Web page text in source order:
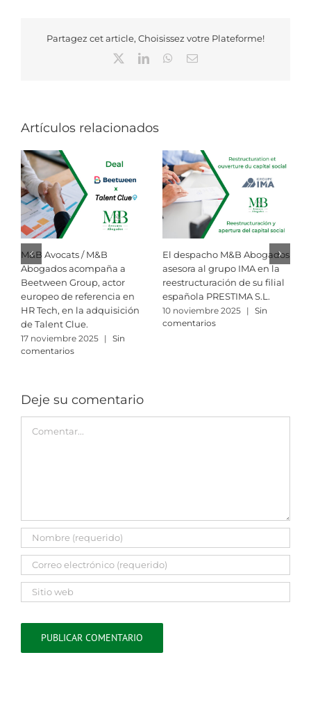
Partagez cet article, Choisissez votre Plateforme!
LinkedInWhatsApp
Correo
Artículos relacionados
M&B Avocats / M&B
Abogados acompaña a
Beetween Group, actor
europeo de referencia en
HR Tech, en la adquisición
de Talent Clue.
17 noviembre 2025 | Sin
comentarios
El despacho M&B Abogados
asesora al grupo IMA en la
reestructuración de su filial
española PRESTIMA S.L.
10 noviembre 2025 | Sin
comentarios
Deje su comentario